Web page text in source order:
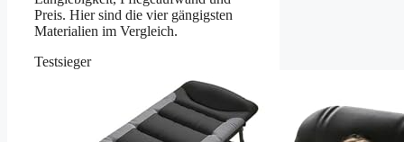
Preis. Hier sind die vier gängigsten
Materialien im Vergleich.
Testsieger